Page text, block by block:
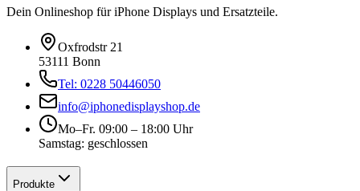
Dein Onlineshop für iPhone Displays und Ersatzteile.
Oxfrodstr 21
53111 Bonn
Tel: 0228 50446050
info@iphonedisplayshop.de
Mo–Fr. 09:00 – 18:00 Uhr
Samstag: geschlossen
Produkte